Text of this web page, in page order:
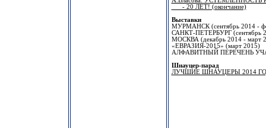
- 20 ЛЕТ! (окончание)
Выставки
МУРМАНСК (сентябрь 2014 -
САНКТ-ПЕТЕРБУРГ (сентябрь
МОСКВА (декабрь 2014 - март
«ЕВРАЗИЯ-2015» (март 2015)
АЛФАВИТНЫЙ ПЕРЕЧЕНЬ
Шнауцер-парад
ЛУЧШИЕ ШНАУЦЕРЫ 2014